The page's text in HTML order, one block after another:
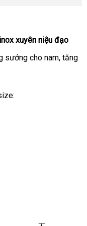
xuyên niệu đạo
sướng cho nambảo
, tăng